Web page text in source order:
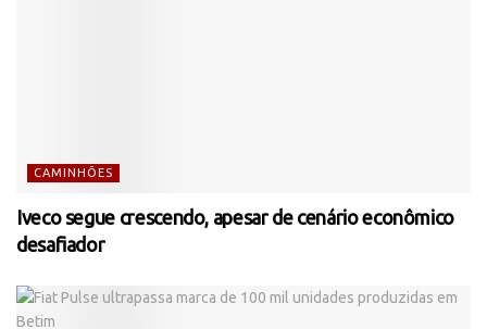
CAMINHÕES
Iveco segue crescendo, apesar de cenário econômico
desafiador